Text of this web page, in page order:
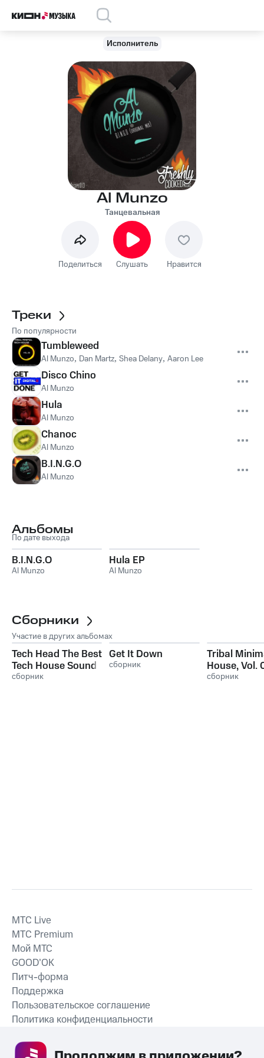
Исполнитель
Al Munzo
Танцевальная
Поделиться Слушать Нравится
Треки
По популярности
Tumbleweed
Al Munzo, Dan Martz, Shea Delany, Aaron Lee
Disco Chino
Al Munzo
Hula
Al Munzo
Chanoc
Al Munzo
B.I.N.G.O
Al Munzo
Альбомы
По дате выхода
B.I.N.G.O
Al Munzo
Hula EP
Al Munzo
Сборники
Участие в других альбомах
Tech Head The Best
Tech House Sound,
Vol. 7
сборник
Get It Down
сборник
Tribal
House, Vol.
сборник
СКАЧАТЬ ПРИЛОЖЕНИЕ
MTС Live
MTС Premium
Мой МТС
GOOD’OK
Питч-форма
Поддержка
Пользовательское соглашение
Политика конфиденциальности